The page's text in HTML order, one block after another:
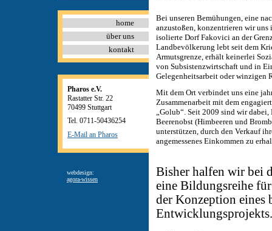
home
über uns
kontakt
Pharos e.V.
Rastatter Str. 22
70499 Stuttgart
Tel. 0711-50436254
E-Mail an Pharos
webdesign:
agora-wissen
Bei unseren Bemühungen, eine
anzustoßen, konzentrieren wir uns
isolierte Dorf Fakovici an der
Landbevölkerung lebt seit dem
Armutsgrenze, erhält keinerlei
von Subsistenzwirtschaft und in
Gelegenheitsarbeit oder winzigen
Mit dem Ort verbindet uns eine
Zusammenarbeit mit dem
„Golub“. Seit 2009 sind wir
Beerenobst (Himbeeren und
unterstützen, durch den Verkauf
angemessenes Einkommen zu
Bisher halfen wir bei
eine Bildungsreihe
der Konzeption eines
Entwicklungsprojekts.